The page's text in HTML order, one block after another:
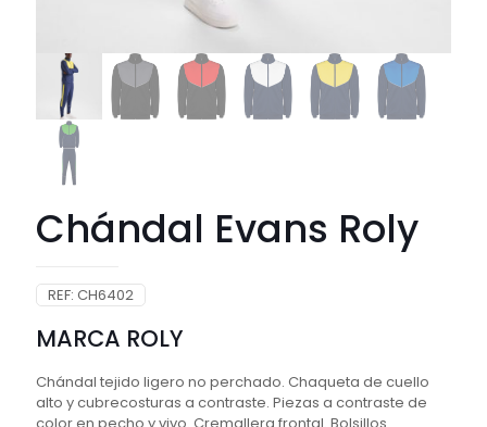
Chándal Evans Roly
REF: CH6402
MARCA ROLY
Chándal tejido ligero no perchado. Chaqueta de cuello
alto y cubrecosturas a contraste. Piezas a contraste de